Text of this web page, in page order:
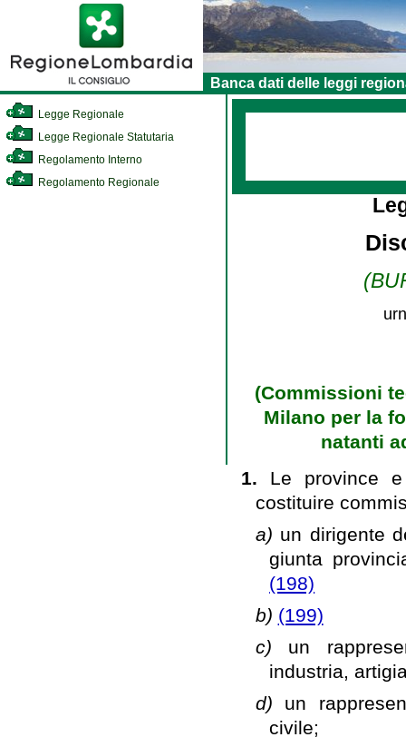
Banca dati delle leggi
Legge Regionale
Legge Regionale Statutaria
Regolamento Interno
Regolamento Regionale
(Commissioni
Milano per la
natanti
1. Le province
costituire
a) un dirigente
giunta
(198)
b) (199)
c) un
industria,
d) un
civile;